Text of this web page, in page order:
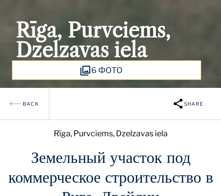
Rīga, Purvciems,
Dzelzavas iela
6 ФОТО
BACK SHARE
Rīga, Purvciems, Dzelzavas iela
Земельный участок под
коммерческое строительство в